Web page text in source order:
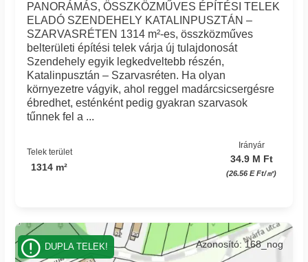
PANORÁMÁS, ÖSSZKÖZMŰVES ÉPÍTÉSI TELEK
ELADÓ SZENDEHELY KATALINPUSZTÁN –
SZARVASRÉTEN 1314 m²-es, összközműves
belterületi építési telek várja új tulajdonosát
Szendehely egyik legkedveltebb részén,
Katalinpusztán – Szarvasréten. Ha olyan
környezetre vágyik, ahol reggel madárcsicsergésre
ébredhet, esténként pedig gyakran szarvasok
tűnnek fel a ...
Telek terület
1314 m²
Irányár
34.9 M Ft
(26.56 E Ft/㎡)
Azonosító: 168_nog
DUPLA TELEK!